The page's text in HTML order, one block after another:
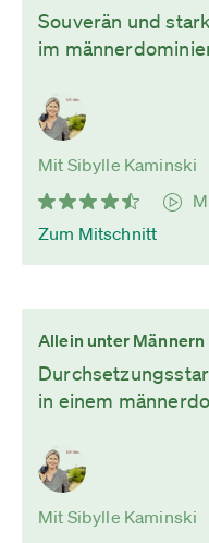
Souverän und
im
Mit Sibylle Kaminski
Zum Mitschnitt
Allein unter Männern
in einem
Mit Sibylle Kaminski